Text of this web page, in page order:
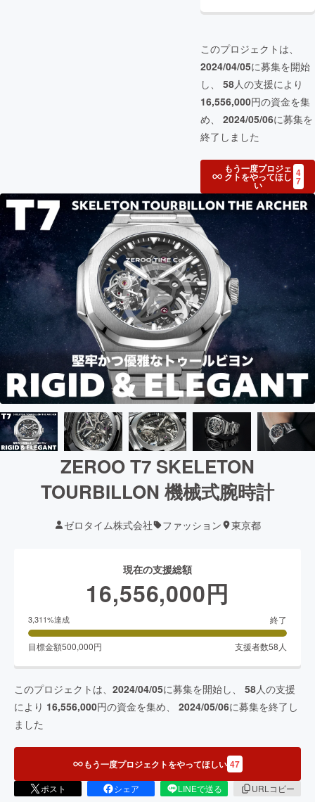
このプロジェクトは、
2024/04/05に募集を開始
し、 58人の支援により
16,556,000円の資金を集
め、 2024/05/06に募集を
終了しました
もう一度プロジェ
クトをやってほし
い
4
7
ZEROO T7 SKELETON
TOURBILLON 機械式腕時計
ゼロタイム株式会社 ファッション 東京都
現在の支援総額
16,556,000円
3,311%達成 終了
目標金額500,000円 支援者数58 人
このプロジェクトは、 2024/04/05に募集を開始し、 58人の支援
により 16,556,000円の資金を集め、 2024/05/06に募集を終了し
ました
もう一度プロジェクトをやってほしい 47
ポスト シェア LINEで送る
URLコピー